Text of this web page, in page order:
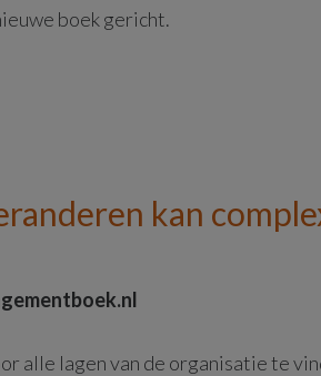
boek gericht.
kan
alle lagen van de organisatie te